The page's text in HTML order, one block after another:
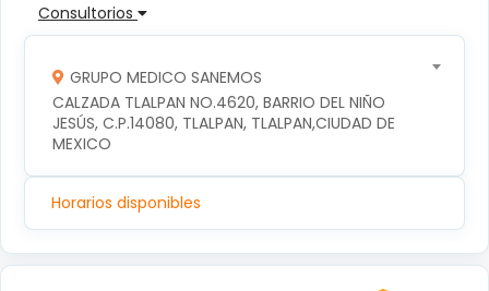
Consultorios
GRUPO MEDICO SANEMOS
CALZADA TLALPAN NO.4620, BARRIO DEL NIÑO
JESÚS, C.P.14080, TLALPAN, TLALPAN,CIUDAD DE
MEXICO
Horarios disponibles